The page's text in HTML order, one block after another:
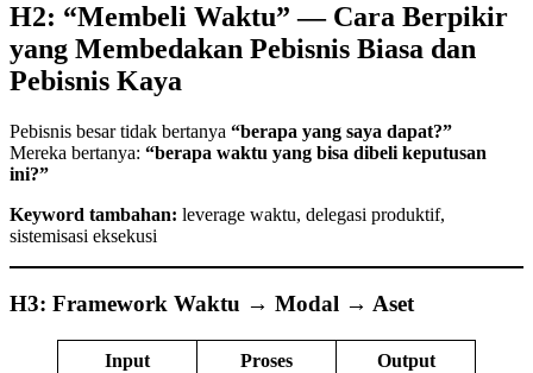
H2: “Membeli Waktu” — Cara Berpikir
yang Membedakan Pebisnis Biasa dan
Pebisnis Kaya
Pebisnis besar tidak bertanya “berapa yang saya dapat?”
Mereka bertanya: “berapa waktu yang bisa dibeli keputusan
ini?”
Keyword tambahan: leverage waktu, delegasi produktif,
sistemisasi eksekusi
H3: Framework Waktu → Modal → Aset
Input Proses Output